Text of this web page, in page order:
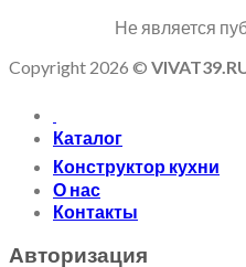
Не является
Copyright 2026 ©
Каталог
Конструктор кухни
О нас
Контакты
Авторизация